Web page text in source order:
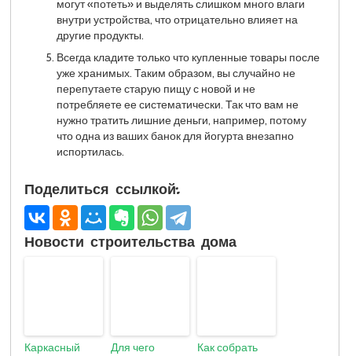
могут «потеть» и выделять слишком много влаги
внутри устройства, что отрицательно влияет на
другие продукты.
Всегда кладите только что купленные товары после
уже хранимых. Таким образом, вы случайно не
перепутаете старую пищу с новой и не
потребляете ее систематически. Так что вам не
нужно тратить лишние деньги, например, потому
что одна из ваших банок для йогурта внезапно
испортилась.
Поделиться ссылкой:
Новости строительства дома
Каркасный
Для чего
Как собрать